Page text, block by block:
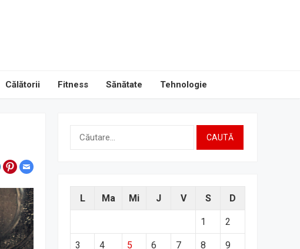
Călătorii Fitness Sănătate Tehnologie
Caută
L Ma Mi J V S D
1 2
3 4 5 6 7 8 9